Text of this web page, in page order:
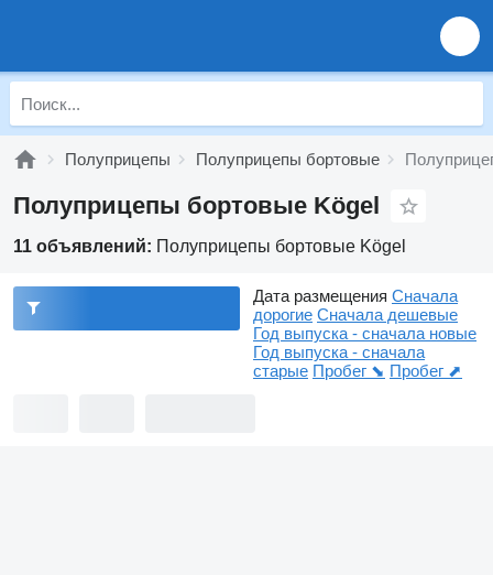
Полуприцепы Полуприцепы бортовые
Полуприцепы бортовые Kögel
11 объявлений: Полуприцепы бортовые Kögel
Дата размещения Сначала
дорогие Сначала дешевые
Год выпуска - сначала новые
Год выпуска - сначала
старые Пробег ⬊ Пробег ⬈